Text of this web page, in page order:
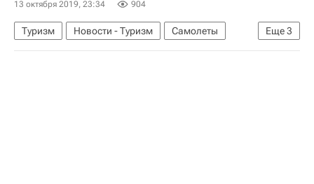
13 октября 2019, 23:34 904
Еще3
Туризм Новости - Туризм
Самолеты
авиакомпании
туристы Туризм